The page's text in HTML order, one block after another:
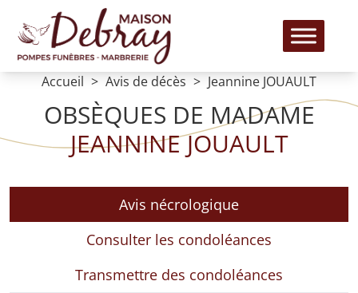
Accueil Avis de décès Jeannine JOUAULT
OBSÈQUES DE MADAME
JEANNINE JOUAULT
Avis nécrologique
Consulter les condoléances
Transmettre des condoléances